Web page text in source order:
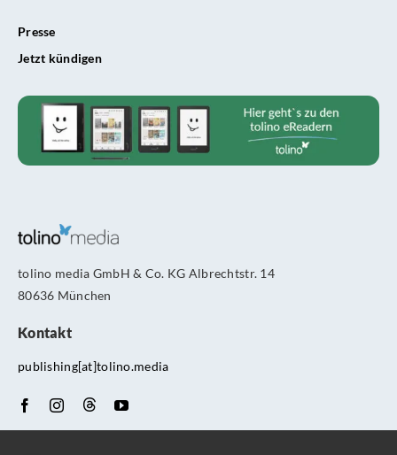
Presse
Jetzt kündigen
tolino media GmbH & Co. KG Albrechtstr. 14
80636 München
Kontakt
publishing[at]tolino.media